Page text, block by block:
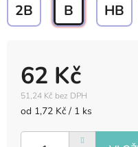
62 Kč
51,24 Kč bez DPH
Měrná
od 1,72 Kč / 1 ks
2B B HB